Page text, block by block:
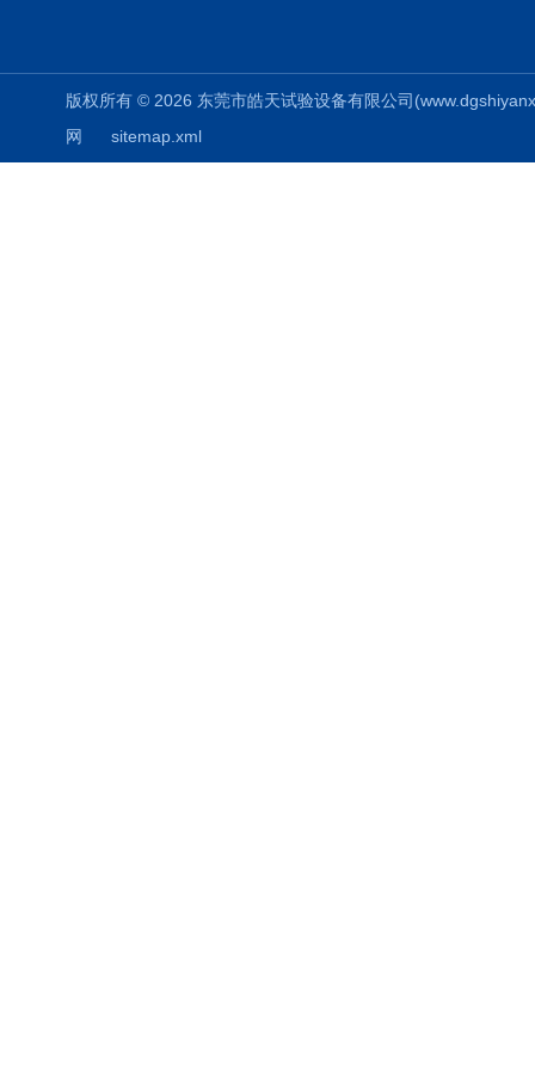
版权所有 © 2026 东莞市皓天试验设备有限公司
网
sitemap.xml